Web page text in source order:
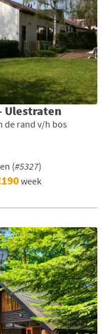
Ulestraten
de rand v/h bos
(#5327)
week